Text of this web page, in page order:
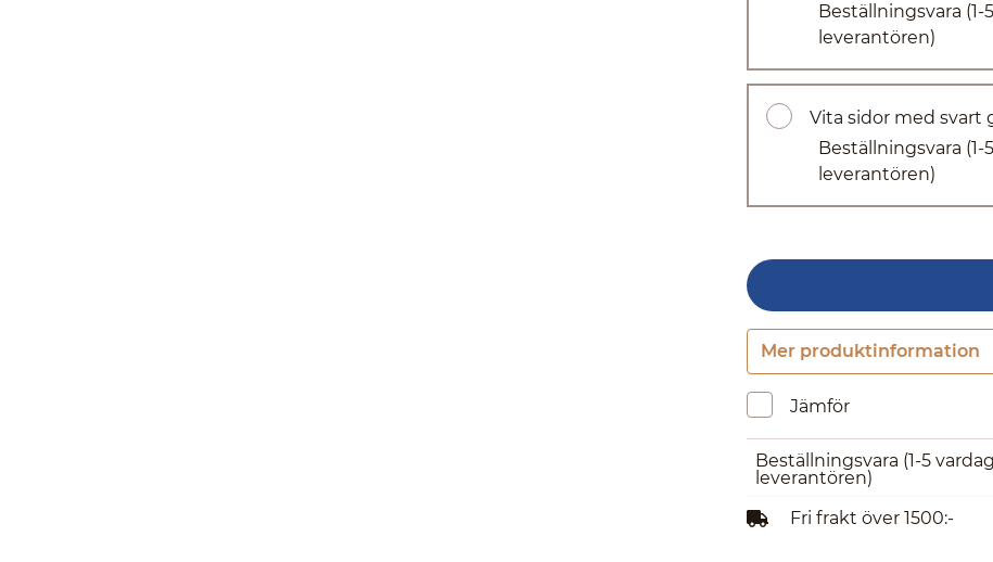
Beställningsvara
leverantören)
Vita sidor med svart
Beställningsvara
leverantören)
Mer produktinformation
Jämför
Beställningsvara (1-5
leverantören)
Fri frakt över 1500:-